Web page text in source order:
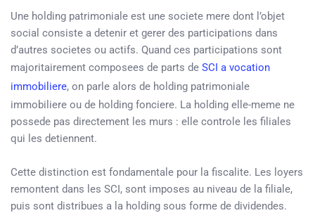
Une holding patrimoniale est une societe mere dont l’objet
social consiste a detenir et gerer des participations dans
d’autres societes ou actifs. Quand ces participations sont
majoritairement composees de parts de SCI a vocation
immobiliere, on parle alors de holding patrimoniale
immobiliere ou de holding fonciere. La holding elle-meme ne
possede pas directement les murs : elle controle les filiales
qui les detiennent.
Cette distinction est fondamentale pour la fiscalite. Les loyers
remontent dans les SCI, sont imposes au niveau de la filiale,
puis sont distribues a la holding sous forme de dividendes.